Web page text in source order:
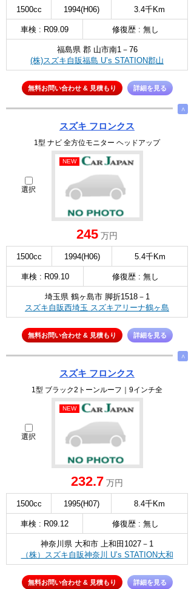
1500cc 1994(H06) 3.4千Km
車検 : R09.09 修復歴 : 無し
福島県 郡 山市南1－76
(株)スズキ自販福島 U’s STATION郡山
無料お問い合わせ & 見積もり 詳細を見る
∧
スズキ フロンクス
1型 ナビ 全方位モニター ヘッドアップ
選択
NEW
245 万円
1500cc 1994(H06) 5.4千Km
車検 : R09.10 修復歴 : 無し
埼玉県 鶴ヶ島市 脚折1518－1
スズキ自販西埼玉 スズキアリーナ鶴ヶ島
無料お問い合わせ & 見積もり 詳細を見る
∧
スズキ フロンクス
1型 ブラック2トーンルーフ｜9インチ全
選択
NEW
232.7 万円
1500cc 1995(H07) 8.4千Km
車検 : R09.12 修復歴 : 無し
神奈川県 大和市 上和田1027－1
（株）スズキ自販神奈川 U’s STATION大和
無料お問い合わせ & 見積もり 詳細を見る